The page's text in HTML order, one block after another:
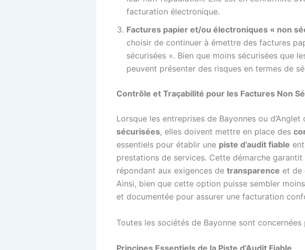
facturation électronique.
Factures papier et/ou électroniques « non
choisir de continuer à émettre des factures
sécurisées ». Bien que moins sécurisées que
peuvent présenter des risques en termes de
Contrôle et Traçabilité pour les Factures Non
Lorsque les entreprises de Bayonnes ou
sécurisées, elles doivent mettre en place des
essentiels pour établir une piste d’audit fiable
prestations de services. Cette démarche garantit
répondant aux exigences de transparence et de
Ainsi, bien que cette option puisse sembler
et documentée pour assurer une facturation
Toutes les sociétés de Bayonne sont